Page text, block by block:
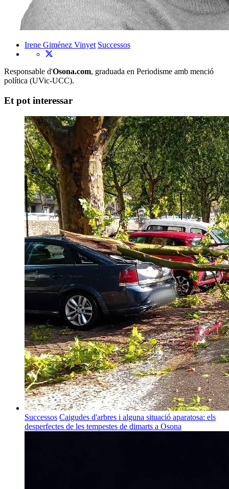
Irene Giménez Vinyet Successos
Responsable d'Osona.com, graduada en Periodisme amb menció
política (UVic-UCC).
Et pot interessar
Successos Caigudes d'arbres i alguna situació aparatosa: els
desperfectes de les tempestes de dimarts a Osona